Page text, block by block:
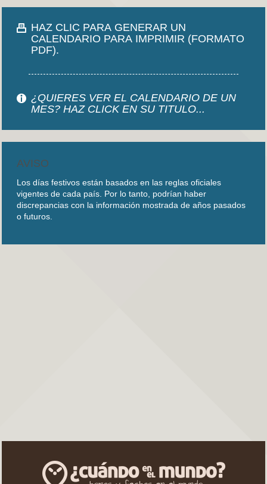
HAZ CLIC PARA GENERAR UN
CALENDARIO PARA IMPRIMIR (FORMATO
PDF).
¿QUIERES VER EL CALENDARIO DE UN
MES? HAZ CLICK EN SU TITULO...
AVISO
Los días festivos están basados en las reglas oficiales
vigentes de cada país. Por lo tanto, podrían haber
discrepancias con la información mostrada de años pasados
o futuros.